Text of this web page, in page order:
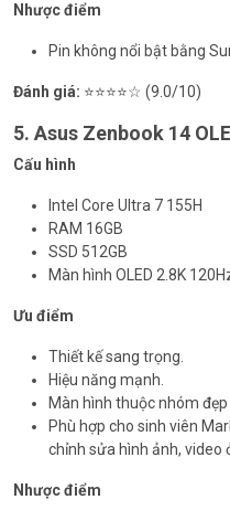
Nhược điểm
Pin không nổi bật bằng
Đánh giá: ⭐⭐⭐⭐☆ (9.0/10)
5. Asus Zenbook 14
Cấu hình
Intel Core Ultra 7 155H
RAM 16GB
SSD 512GB
Màn hình OLED 2.8K
Ưu điểm
Thiết kế sang trọng.
Hiệu năng mạnh.
Màn hình thuộc nhóm
Phù hợp cho sinh viên
chỉnh sửa hình ảnh, video
Nhược điểm